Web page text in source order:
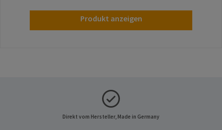
Produkt anzeigen
Direkt vom Hersteller, Made in Germany